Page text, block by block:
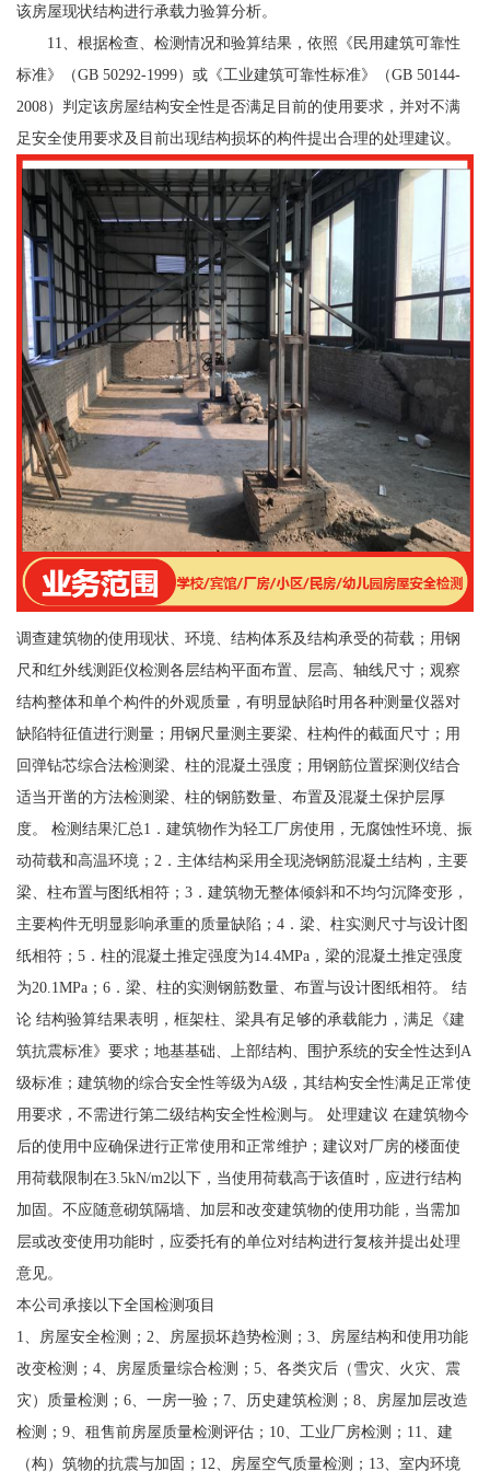
该房屋现状结构进行承载力验算分析。
11、根据检查、检测情况和验算结果，依照《民用建筑可靠性
标准》（GB 50292-1999）或《工业建筑可靠性标准》（GB 50144-
2008）判定该房屋结构安全性是否满足目前的使用要求，并对不满
足安全使用要求及目前出现结构损坏的构件提出合理的处理建议。
调查建筑物的使用现状、环境、结构体系及结构承受的荷载；用钢
尺和红外线测距仪检测各层结构平面布置、层高、轴线尺寸；观察
结构整体和单个构件的外观质量，有明显缺陷时用各种测量仪器对
缺陷特征值进行测量；用钢尺量测主要梁、柱构件的截面尺寸；用
回弹钻芯综合法检测梁、柱的混凝土强度；用钢筋位置探测仪结合
适当开凿的方法检测梁、柱的钢筋数量、布置及混凝土保护层厚
度。 检测结果汇总1．建筑物作为轻工厂房使用，无腐蚀性环境、振
动荷载和高温环境；2．主体结构采用全现浇钢筋混凝土结构，主要
梁、柱布置与图纸相符；3．建筑物无整体倾斜和不均匀沉降变形，
主要构件无明显影响承重的质量缺陷；4．梁、柱实测尺寸与设计图
纸相符；5．柱的混凝土推定强度为14.4MPa，梁的混凝土推定强度
为20.1MPa；6．梁、柱的实测钢筋数量、布置与设计图纸相符。 结
论 结构验算结果表明，框架柱、梁具有足够的承载能力，满足《建
筑抗震标准》要求；地基基础、上部结构、围护系统的安全性达到A
级标准；建筑物的综合安全性等级为A级，其结构安全性满足正常使
用要求，不需进行第二级结构安全性检测与。 处理建议 在建筑物今
后的使用中应确保进行正常使用和正常维护；建议对厂房的楼面使
用荷载限制在3.5kN/m2以下，当使用荷载高于该值时，应进行结构
加固。不应随意砌筑隔墙、加层和改变建筑物的使用功能，当需加
层或改变使用功能时，应委托有的单位对结构进行复核并提出处理
意见。
本公司承接以下全国检测项目
1、房屋安全检测；2、房屋损坏趋势检测；3、房屋结构和使用功能
改变检测；4、房屋质量综合检测；5、各类灾后（雪灾、火灾、震
灾）质量检测；6、一房一验；7、历史建筑检测；8、房屋加层改造
检测；9、租售前房屋质量检测评估；10、工业厂房检测；11、建
（构）筑物的抗震与加固；12、房屋空气质量检测；13、室内环境